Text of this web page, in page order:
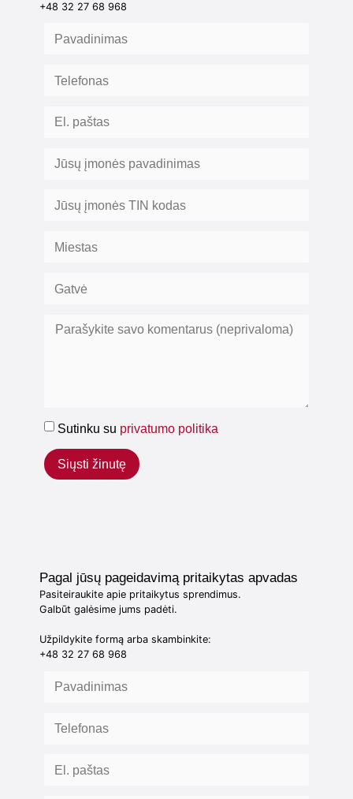
+48 32 27 68 968
Sutinku su privatumo politika
Siųsti žinutę
Pagal jūsų pageidavimą pritaikytas apvadas
Pasiteiraukite apie pritaikytus sprendimus.
Galbūt galėsime jums padėti.
Užpildykite formą arba skambinkite:
+48 32 27 68 968